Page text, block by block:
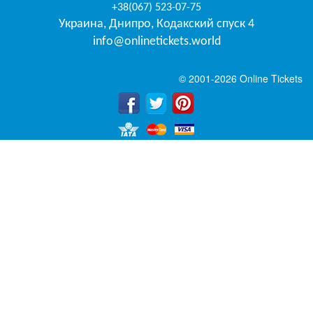
+38(067) 523-07-75
Украина, Днипро, Кодакский спуск 4
info@onlinetickets.world
© 2001-2026 Online Tickets